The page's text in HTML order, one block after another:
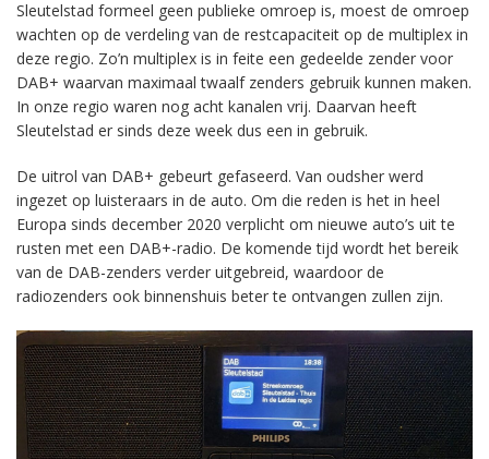
Sleutelstad formeel geen publieke omroep is, moest de omroep
wachten op de verdeling van de restcapaciteit op de multiplex in
deze regio. Zo’n multiplex is in feite een gedeelde zender voor
DAB+ waarvan maximaal twaalf zenders gebruik kunnen maken.
In onze regio waren nog acht kanalen vrij. Daarvan heeft
Sleutelstad er sinds deze week dus een in gebruik.
De uitrol van DAB+ gebeurt gefaseerd. Van oudsher werd
ingezet op luisteraars in de auto. Om die reden is het in heel
Europa sinds december 2020 verplicht om nieuwe auto’s uit te
rusten met een DAB+-radio. De komende tijd wordt het bereik
van de DAB-zenders verder uitgebreid, waardoor de
radiozenders ook binnenshuis beter te ontvangen zullen zijn.